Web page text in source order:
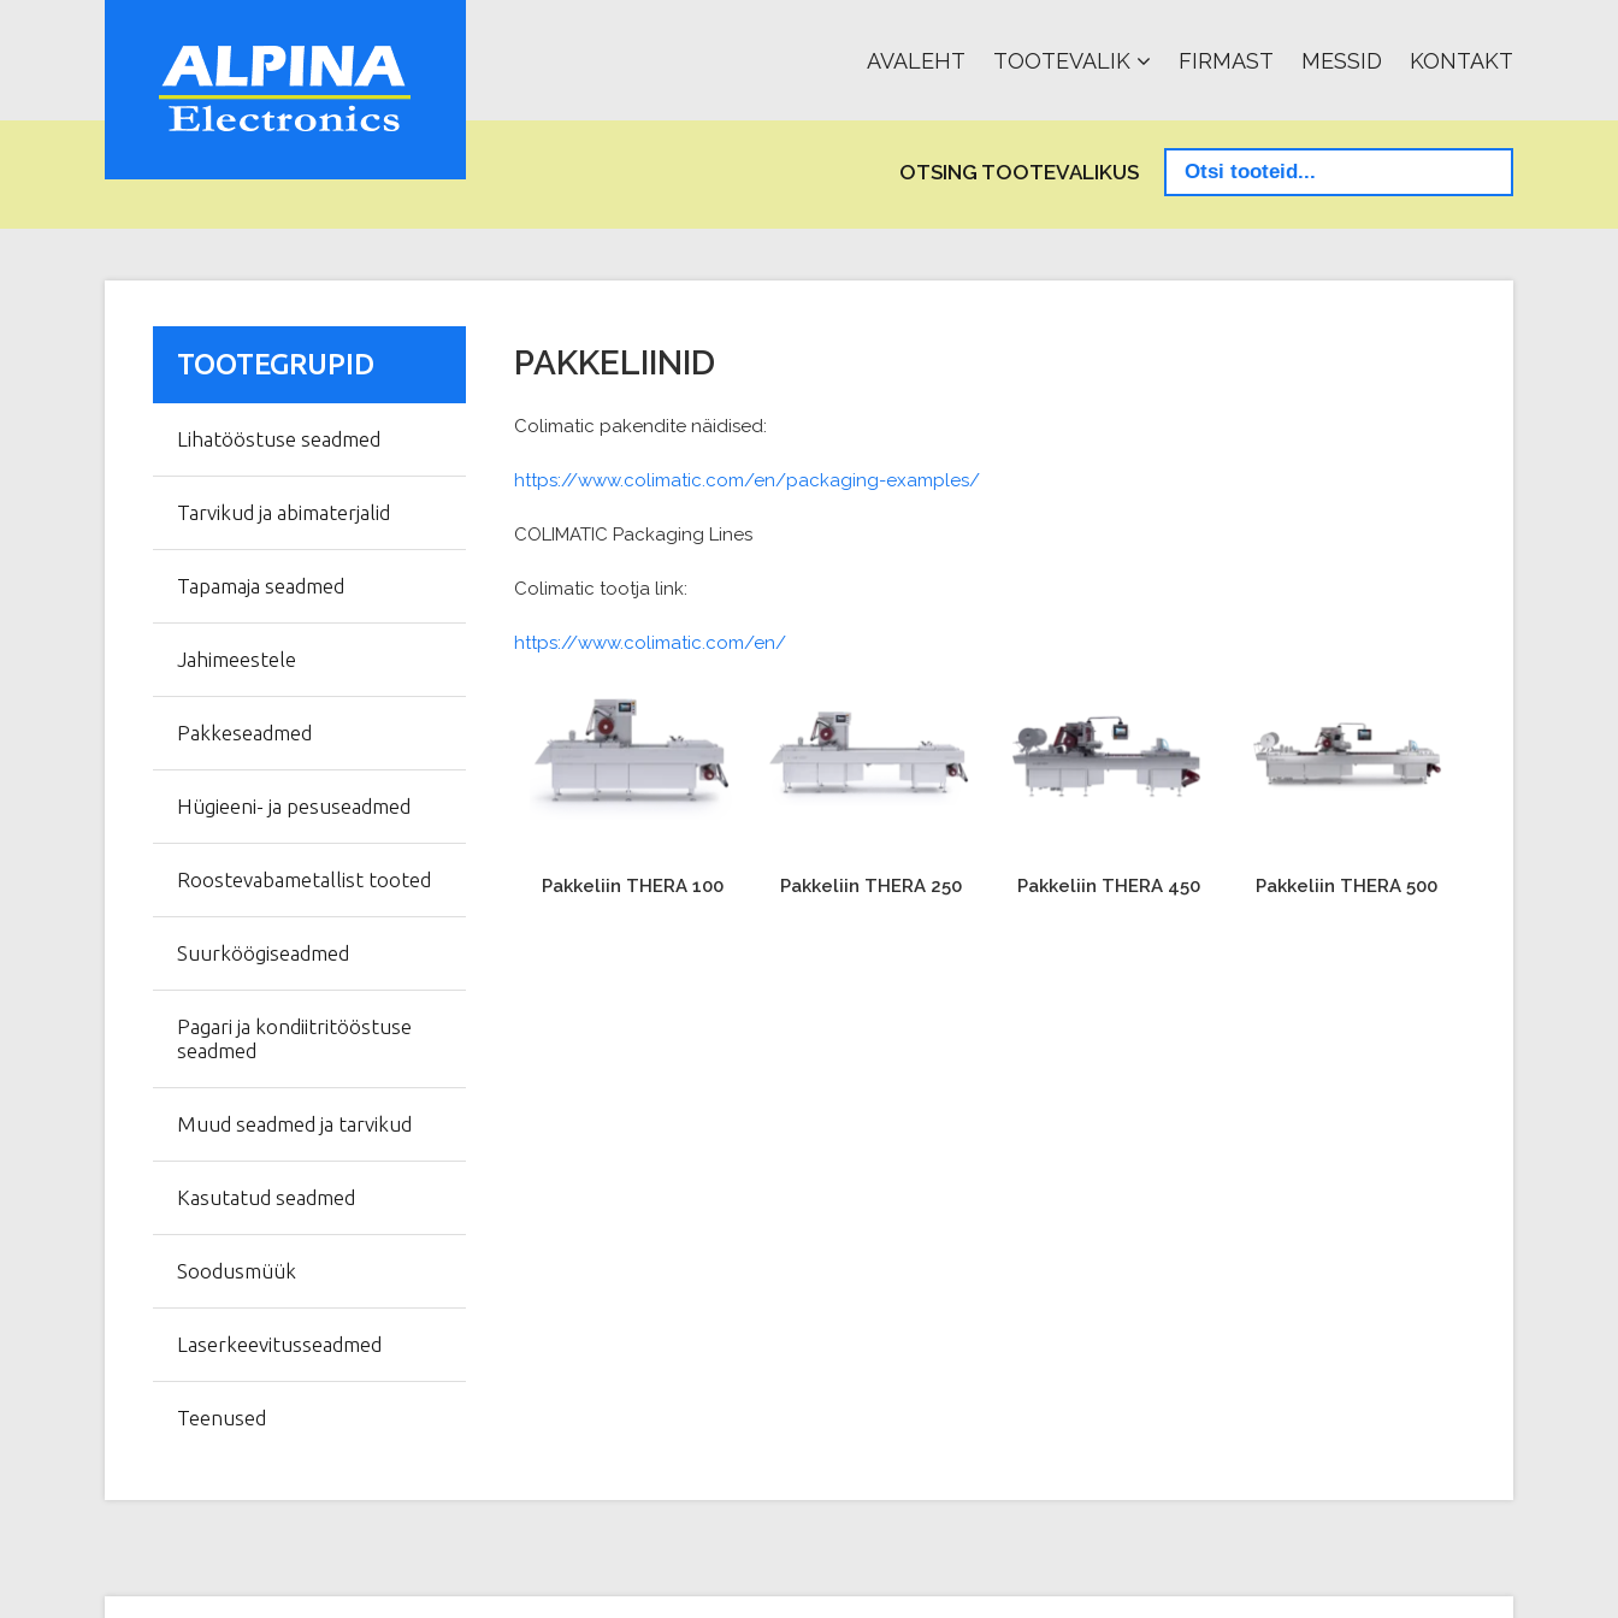
AVALEHT TOOTEVALIK FIRMAST MESSID KONTAKT
OTSING TOOTEVALIKUS
TOOTEGRUPID
Lihatööstuse seadmed
Tarvikud ja abimaterjalid
Tapamaja seadmed
Jahimeestele
Pakkeseadmed
Hügieeni- ja pesuseadmed
Roostevabametallist tooted
Suurköögiseadmed
Pagari ja kondiitritööstuse
seadmed
Muud seadmed ja tarvikud
Kasutatud seadmed
Soodusmüük
Laserkeevitusseadmed
Teenused
PAKKELIINID
Colimatic pakendite näidised:
https://www.colimatic.com/en/packaging-examples/
COLIMATIC Packaging Lines
Colimatic tootja link:
https://www.colimatic.com/en/
Pakkeliin THERA 100 Pakkeliin THERA 250 Pakkeliin THERA 450 Pakkeliin THERA 500